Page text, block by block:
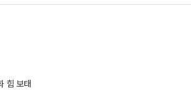
힘 보태